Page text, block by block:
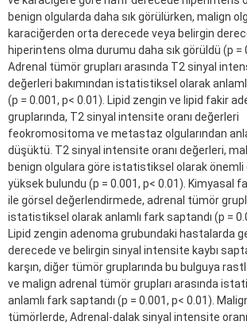
benign olgularda daha sık görülürken, malign
karaciğerden orta derecede veya belirgin
hiperintens olma durumu daha sık görüldü (p =
Adrenal tümör grupları arasında T2 sinyal
değerleri bakımından istatistiksel olarak
(p = 0.001, p< 0.01). Lipid zengin ve lipid fakir
gruplarında, T2 sinyal intensite oranı değerleri
feokromositoma ve metastaz olgularından
düşüktü. T2 sinyal intensite oranı değerleri,
benign olgulara göre istatistiksel olarak önemli
yüksek bulundu (p = 0.001, p< 0.01). Kimyasal
ile görsel değerlendirmede, adrenal tümör
istatistiksel olarak anlamlı fark saptandı (p =
Lipid zengin adenoma grubundaki hastalarda
derecede ve belirgin sinyal intensite kaybı
karşın, diğer tümör gruplarında bu bulguya
ve malign adrenal tümör grupları arasında
anlamlı fark saptandı (p = 0.001, p< 0.01).
tümörlerde, Adrenal-dalak sinyal intensite